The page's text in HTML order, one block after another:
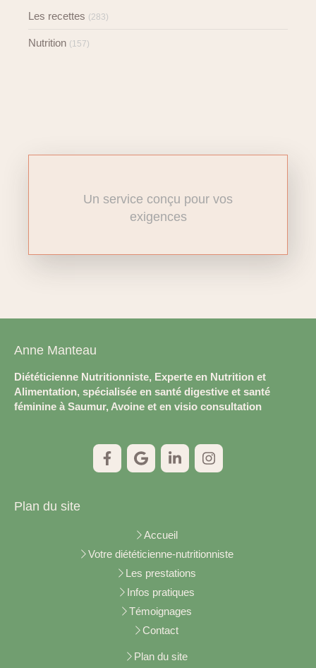
Les recettes (283)
Nutrition (157)
Un service conçu pour vos
exigences
Anne Manteau
Diététicienne Nutritionniste, Experte en Nutrition et
Alimentation, spécialisée en santé digestive et santé
féminine à Saumur, Avoine et en visio consultation
Plan du site
Accueil
Votre diététicienne-nutritionniste
Les prestations
Infos pratiques
Témoignages
Contact
Plan du site